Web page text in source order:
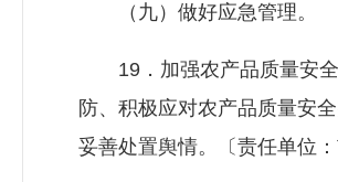
（九）做好应急管理。
19．加强农产品质量安全
防、积极应对农产品质量安
妥善处置舆情。〔责任单位